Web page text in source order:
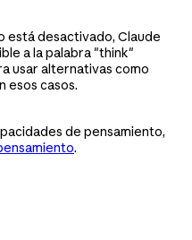
está desactivado, Claude
a la palabra "think"
usar alternativas como
esos casos.
de pensamiento,
.